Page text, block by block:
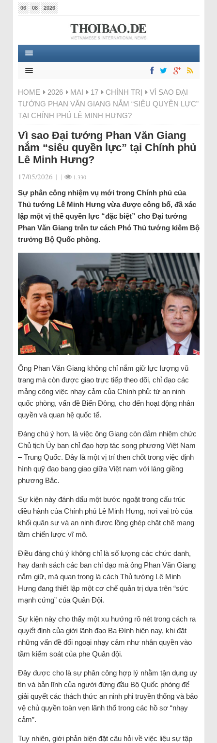
06 08 2026
HOME 2026 MAI 17 CHÍNH TRỊ
VÌ SAO ĐẠI
TƯỚNG PHAN VĂN GIANG NẮM “SIÊU QUYỀN LỰC”
TẠI CHÍNH PHỦ LÊ MINH HƯNG?
Vì sao Đại tướng Phan Văn Giang
nắm “siêu quyền lực” tại Chính phủ
Lê Minh Hưng?
17/05/2026 | | 1.330
Sự phân công nhiệm vụ mới trong Chính phủ của
Thủ tướng Lê Minh Hưng vừa được công bố, đã xác
lập một vị thế quyền lực “đặc biệt” cho Đại tướng
Phan Văn Giang trên tư cách Phó Thủ tướng kiêm Bộ
trưởng Bộ Quốc phòng.
Ông Phan Văn Giang không chỉ nắm giữ lực lượng vũ
trang mà còn được giao trực tiếp theo dõi, chỉ đạo các
mảng công việc nhạy cảm của Chính phủ: từ an ninh
quốc phòng, vấn đề Biển Đông, cho đến hoạt động nhân
quyền và quan hệ quốc tế.
Đáng chú ý hơn, là việc ông Giang còn đảm nhiệm chức
Chủ tịch Ủy ban chỉ đạo hợp tác song phương Việt Nam
– Trung Quốc. Đây là một vị trí then chốt trong việc định
hình quỹ đạo bang giao giữa Việt nam với láng giềng
phương Bắc.
Sự kiện này đánh dấu một bước ngoặt trong cấu trúc
điều hành của Chính phủ Lê Minh Hưng, nơi vai trò của
khối quân sự và an ninh được lồng ghép chặt chẽ mang
tầm chiến lược vĩ mô.
Điều đáng chú ý không chỉ là số lượng các chức danh,
hay danh sách các ban chỉ đạo mà ông Phan Văn Giang
nắm giữ, mà quan trọng là cách Thủ tướng Lê Minh
Hưng đang thiết lập một cơ chế quản trị dựa trên “sức
mạnh cứng” của Quân Đội.
Sự kiện này cho thấy một xu hướng rõ nét trong cách ra
quyết định của giới lãnh đạo Ba Đình hiện nay, khi đặt
những vấn đề đối ngoại nhạy cảm như nhân quyền vào
tầm kiểm soát của phe Quân đội.
Đây được cho là sự phân công hợp lý nhằm tận dụng uy
tín và bản lĩnh của người đứng đầu Bộ Quốc phòng để
giải quyết các thách thức an ninh phi truyền thống và bảo
vệ chủ quyền toàn vẹn lãnh thổ trong các hồ sơ “nhạy
cảm”.
Tuy nhiên, giới phản biện đặt câu hỏi về việc liệu sự tập